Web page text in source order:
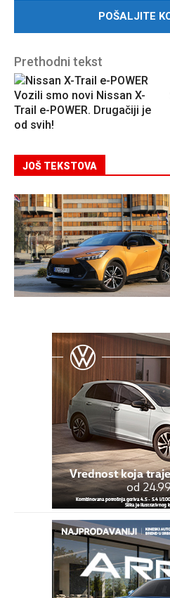
Prethodni tekst
Vozili smo novi Nissan X-
Trail e-POWER. Drugačiji je
od svih!
JOŠ TEKSTOVA